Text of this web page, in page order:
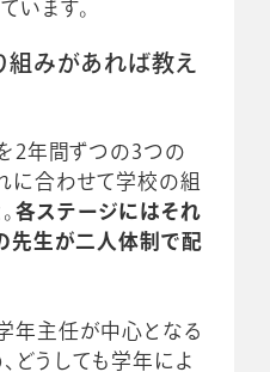
います。
組みがあれば教え
2年間ずつの3つの
に合わせて学校の組
各ステージにはそれ
の先生が二人体制で配
年主任が中心となる
どうしても学年によ